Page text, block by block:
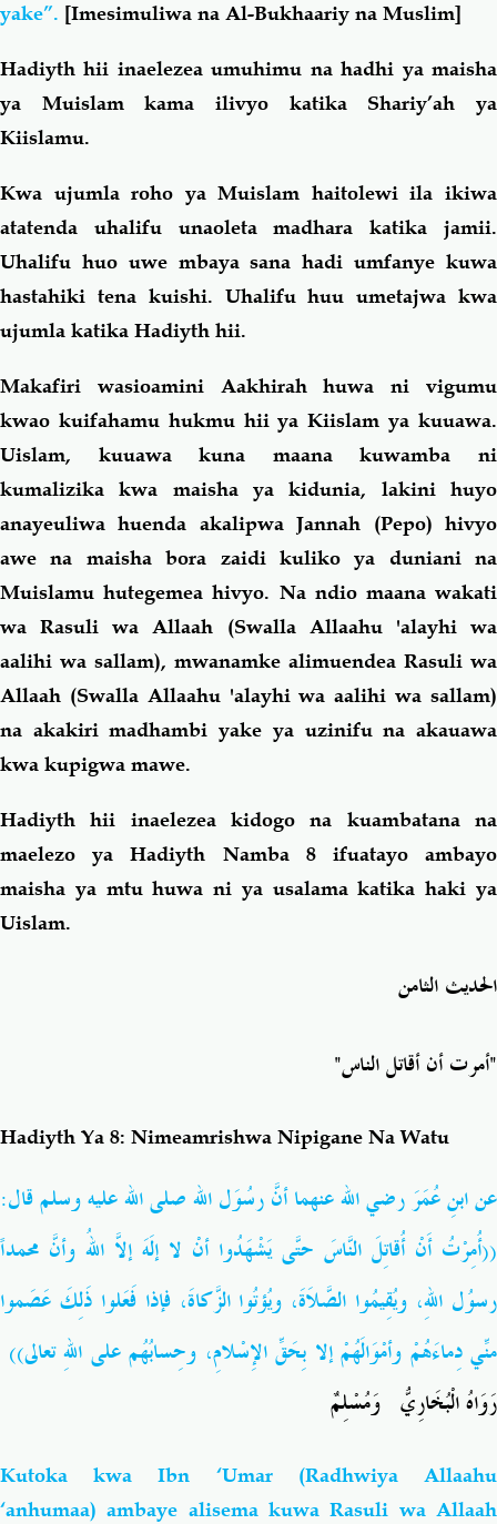
yake”. [Imesimuliwa na Al-Bukhaariy na Muslim]
Hadiyth hii inaelezea umuhimu na hadhi ya maisha
ya Muislam kama ilivyo katika Shariy’ah ya
Kiislamu.
Kwa ujumla roho ya Muislam haitolewi ila ikiwa
atatenda uhalifu unaoleta madhara katika jamii.
Uhalifu huo uwe mbaya sana hadi umfanye kuwa
hastahiki tena kuishi. Uhalifu huu umetajwa kwa
ujumla katika Hadiyth hii.
Makafiri wasioamini Aakhirah huwa ni vigumu
kwao kuifahamu hukmu hii ya Kiislam ya kuuawa.
Uislam, kuuawa kuna maana kuwamba ni
kumalizika kwa maisha ya kidunia, lakini huyo
anayeuliwa huenda akalipwa Jannah (Pepo) hivyo
awe na maisha bora zaidi kuliko ya duniani na
Muislamu hutegemea hivyo. Na ndio maana wakati
wa Rasuli wa Allaah (Swalla Allaahu 'alayhi wa
aalihi wa sallam), mwanamke alimuendea Rasuli wa
Allaah (Swalla Allaahu 'alayhi wa aalihi wa sallam)
na akakiri madhambi yake ya uzinifu na akauawa
kwa kupigwa mawe.
Hadiyth hii inaelezea kidogo na kuambatana na
maelezo ya Hadiyth Namba 8 ifuatayo ambayo
maisha ya mtu huwa ni ya usalama katika haki ya
Uislam.
الحديث الثامن
"أمرت أن أقاتل الناس"
Hadiyth Ya 8: Nimeamrishwa Nipigane Na Watu
عن ابنِ عُمَرَ رضي الله عنهما أنَّ رسُوَل الله صلى الله عليه وسلم قال:
((أُمِرْتُ أَنْ أُقاتِلَ النَّاسَ حتَّى يَشْهَدُوا أنْ لا إلَهَ إلاَّ اللهُ وأنَّ محمداً
رسوُل اللهِ، ويُقِيمُوا الصَّلاَةَ، ويُؤتُوا الزَّكاةَ، فإذا فَعَلوا ذَلِكَ عَصَموا
منِّي دِماءَهُمْ وأمْوَالَهُمْ إلا بِحَقِّ الإِسْلامِ، وحِسابُهُم على اللهِ تعالى))
رَوَاهُ الْبُخَارِيُّ وَمُسْلِمٌ
Kutoka kwa Ibn ‘Umar (Radhwiya Allaahu
‘anhumaa) ambaye alisema kuwa Rasuli wa Allaah